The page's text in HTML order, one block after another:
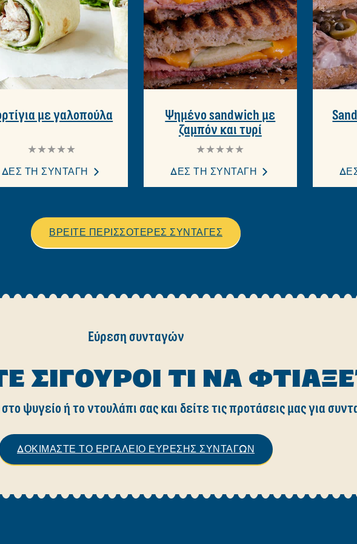
Δεν
αξιολογήσεις
για
αυτό
με γαλοπούλα
ΔΕΣ ΤΗ ΣΥΝΤΑΓΗ
Δεν
αξιολογήσεις
για
αυτό
Ψημένο sandwich με
ζαμπόν και τυρί
ΔΕΣ ΤΗ ΣΥΝΤΑΓΗ
ΒΡΕΙΤΕ ΠΕΡΙΣΣΟΤΕΡΕΣ ΣΥΝΤΑΓΕΣ
Εύρεση συνταγών
ΣΊΓΟΥΡΟΙ ΤΙ ΝΑ
ψυγείο ή το ντουλάπι σας και δείτε τις προτάσεις μας για
ΔΟΚΙΜΑΣΤΕ ΤΟ ΕΡΓΑΛΕΙΟ ΕΥΡΕΣΗΣ ΣΥΝΤΑΓΩΝ